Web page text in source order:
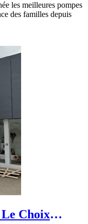
les meilleures pompes
des familles depuis
Choix